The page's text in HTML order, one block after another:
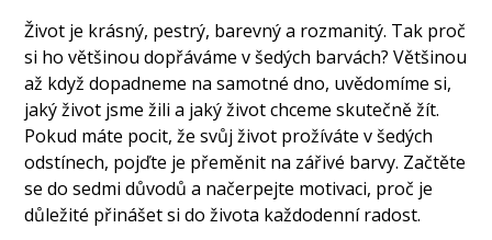
Život je krásný, pestrý, barevný a rozmanitý. Tak proč
si ho většinou dopřáváme v šedých barvách? Většinou
až když dopadneme na samotné dno, uvědomíme si,
jaký život jsme žili a jaký život chceme skutečně žít.
Pokud máte pocit, že svůj život prožíváte v šedých
odstínech, pojďte je přeměnit na zářivé barvy. Začtěte
se do sedmi důvodů a načerpejte motivaci, proč je
důležité přinášet si do života každodenní radost.